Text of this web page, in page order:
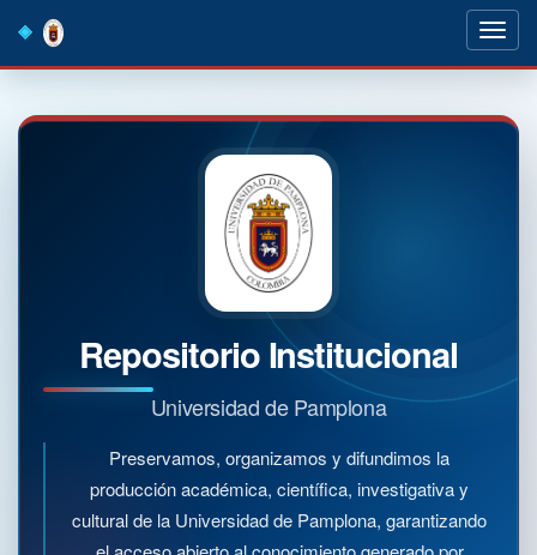
navigation
Repositorio Institucional
Universidad de Pamplona
Preservamos, organizamos y difundimos la
producción académica, científica, investigativa y
cultural de la Universidad de Pamplona, garantizando